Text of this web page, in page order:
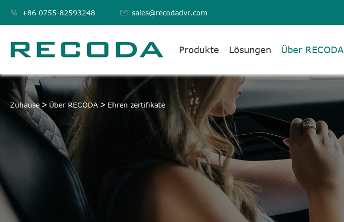
 +86 0755-82593248  sales@recodadvr.com
Produkte Lösungen Über RECODA
Zuhause Über RECODA Ehren zertifikate
EHREN ZERTIFIKATE